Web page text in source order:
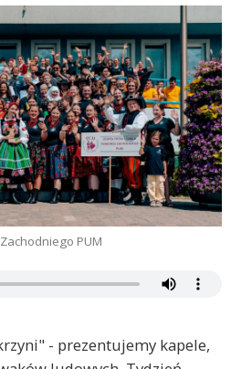
PUM
- prezentujemy kapele,